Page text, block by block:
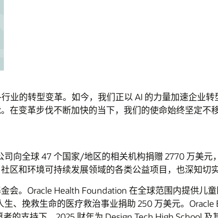
业的转型变革。如今，我们正以 AI 的力量加速企业
在变革步伐不断加快的当下，我们的使命始终坚定不
向全球 47 个国家/地区的相关机构捐赠 2770 万美元
区和环境可持续发展领域的各类公益项目，也深知切
会。Oracle Health Foundation 在全球范围内提供儿
、挽救生命的医疗救治事业捐助 250 万美元。